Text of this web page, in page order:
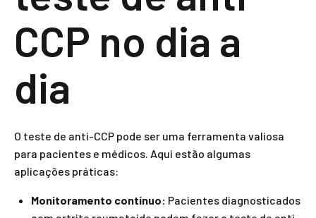
CCP no dia a
dia
O teste de anti-CCP pode ser uma ferramenta valiosa
para pacientes e médicos. Aqui estão algumas
aplicações práticas:
Monitoramento contínuo: Pacientes diagnosticados